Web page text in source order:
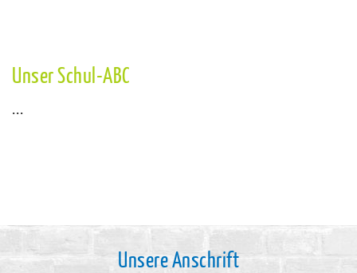
Unser Schul-ABC
...
Unsere Anschrift